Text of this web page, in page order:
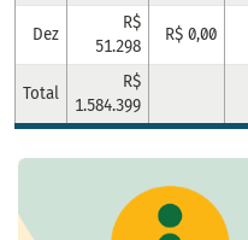
Dez
R$
51.298
R$ 0,00
Total
R$
1.584.399